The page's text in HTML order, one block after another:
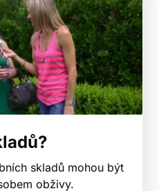
skladů mohou být
obživy.